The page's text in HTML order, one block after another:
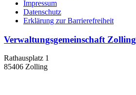
Impressum
Datenschutz
Erklärung zur Barrierefreiheit
Verwaltungsgemeinschaft Zolling
Rathausplatz 1
85406 Zolling